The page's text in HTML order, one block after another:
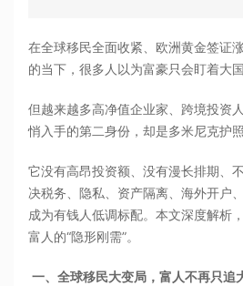
在全球移民全面收紧、欧洲黄金签证
的当下，很多人以为富豪只会盯着大
但越来越多高净值企业家、跨境投资
悄入手的第二身份，却是多米尼克护照
它没有高昂投资额、没有漫长排期、
决税务、隐私、资产隔离、海外开户
成为有钱人低调标配。本文深度解析
富人的“隐形刚需”。
一、全球移民大变局，富人不再只追